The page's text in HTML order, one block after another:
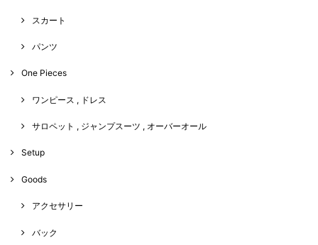
スカート
パンツ
One Pieces
ワンピース , ドレス
サロペット , ジャンプスーツ , オーバーオール
Setup
Goods
アクセサリー
バック